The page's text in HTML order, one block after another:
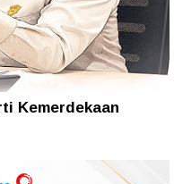
Kemerdekaan